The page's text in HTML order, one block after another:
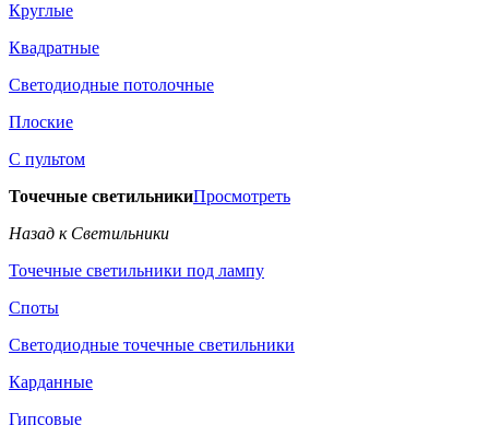
Круглые
Квадратные
Светодиодные потолочные
Плоские
С пультом
Точечные светильникиПросмотреть
Назад к Светильники
Точечные светильники под лампу
Споты
Светодиодные точечные светильники
Карданные
Гипсовые